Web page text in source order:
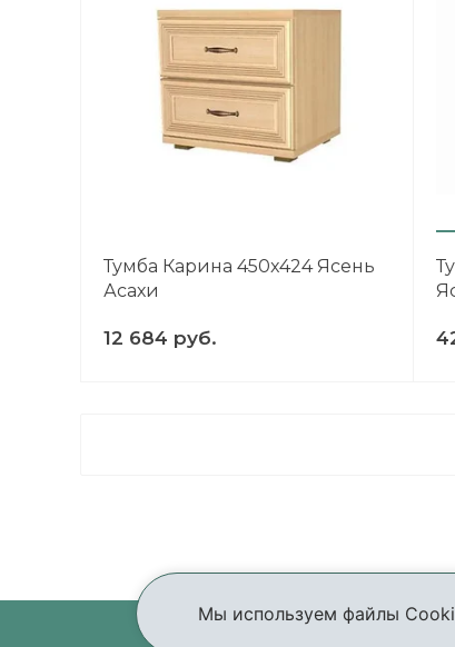
Тумба Карина 450x424 Ясень
Асахи
12 684 руб.
Мы используем файлы